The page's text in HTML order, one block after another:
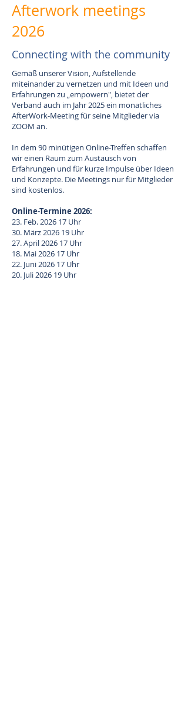
Afterwork meetings
2026
Connecting with the community
Gemäß unserer Vision, Aufstellende
miteinander zu vernetzen und mit Ideen und
Erfahrungen zu „empowern", bietet der
Verband auch im Jahr 2025 ein monatliches
AfterWork-Meeting für seine Mitglieder via
ZOOM an.
In dem 90 minütigen Online-Treffen schaffen
wir einen Raum zum Austausch von
Erfahrungen und für kurze Impulse über Ideen
und Konzepte. Die Meetings nur für Mitglieder
sind kostenlos.
Online-Termine 2026:
23. Feb. 2026 17 Uhr
30. März 2026 19 Uhr
27. April 2026 17 Uhr
18. Mai 2026 17 Uhr
22. Juni 2026 17 Uhr
20. Juli 2026 19 Uhr